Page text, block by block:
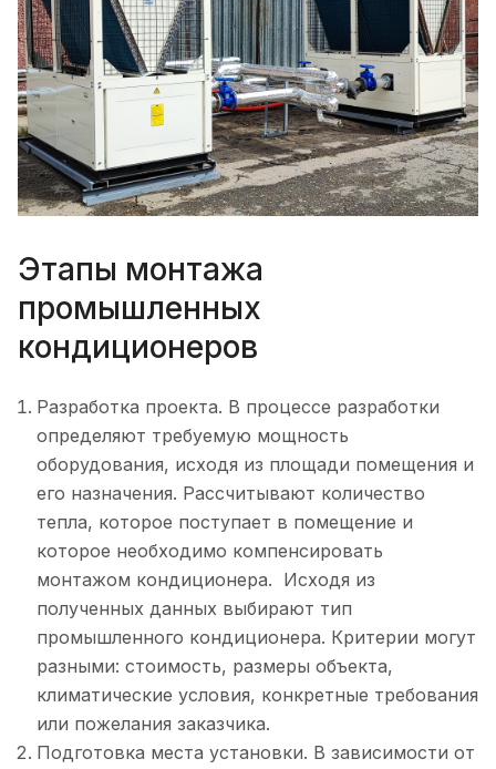
Этапы монтажа
промышленных
кондиционеров
Разработка проекта. В процессе разработки
определяют требуемую мощность
оборудования, исходя из площади помещения и
его назначения. Рассчитывают количество
тепла, которое поступает в помещение и
которое необходимо компенсировать
монтажом кондиционера. Исходя из
полученных данных выбирают тип
промышленного кондиционера. Критерии могут
разными: стоимость, размеры объекта,
климатические условия, конкретные требования
или пожелания заказчика.
Подготовка места установки. В зависимости от